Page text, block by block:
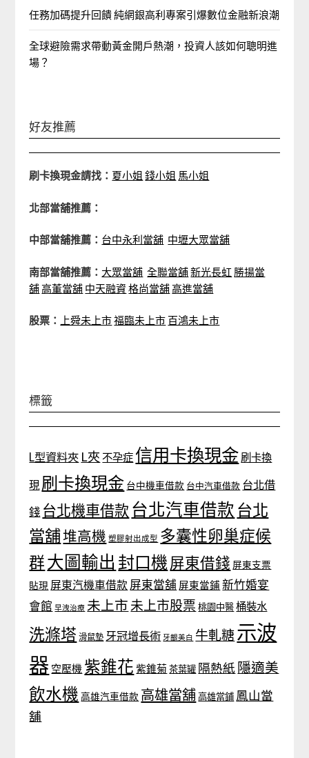
任務加碼提升回饋 純網銀高利專案引爆數位金融新浪潮
全球避險需求帶動黃金開戶熱潮，投資人該如何聰明進
場？
好友推薦
刷卡換現金請找： 夏小姐 錢小姐 馬小姐
北部當舖推薦：
中部當舖推薦： 台中永利當舖 中壢大眾當舖
南部當舖推薦： 大眾當舖 全聯當舖新光長虹 勝揚當
舖高董當舖 中天融資格尚當舖高進當舖
股票： 上舜未上市福臨未上市 百鴻未上市
標籤
L型資料夾 L夾 不孕症 信用卡換現金 刷卡換
現 刷卡換現金 台中機車借款 台中汽車借款 台北借
錢 台北機車借款 台北汽車借款 台北
當舖堆高機 塑膠射出成型 多囊性卵巢症候
群大圖輸出 封口機 屏東借錢 屏東支票
貼現 屏東汽機車借款 屏東當舖 屏東當鋪 新竹婚宴
會館 早洩治療 未上市 未上市股票 桃園中醫 桶裝水
洗滌塔 滑鼠墊 牙冠增長術 牙齦美白 牛軋糖示波
器 空壓機 紫錐花 紫錐菊 茶葉罐 隔熱紙 隱適美
飲水機 高雄汽車借款 高雄當舖 高雄當鋪 鳳山當
舖